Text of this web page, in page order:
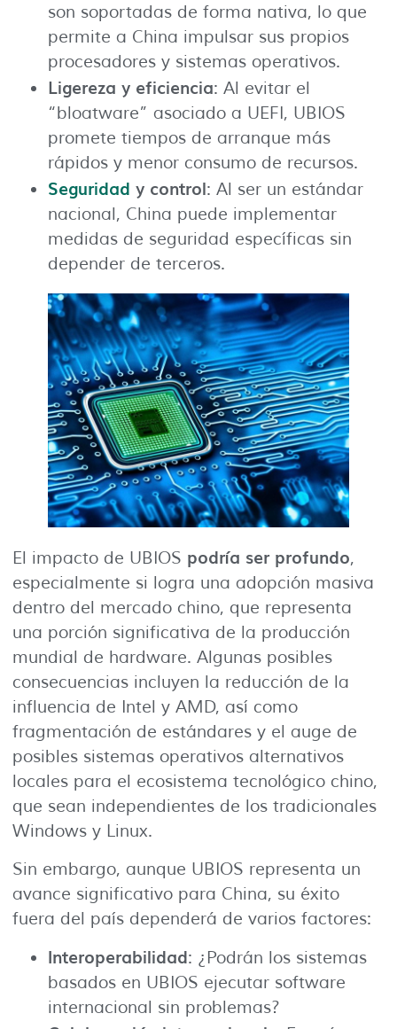
son soportadas de forma nativa, lo que
permite a China impulsar sus propios
procesadores y sistemas operativos.
Ligereza y eficiencia: Al evitar el
“bloatware” asociado a UEFI, UBIOS
promete tiempos de arranque más
rápidos y menor consumo de recursos.
Seguridad y control: Al ser un estándar
nacional, China puede implementar
medidas de seguridad específicas sin
depender de terceros.
El impacto de UBIOS podría ser profundo,
especialmente si logra una adopción masiva
dentro del mercado chino, que representa
una porción significativa de la producción
mundial de hardware. Algunas posibles
consecuencias incluyen la reducción de la
influencia de Intel y AMD, así como
fragmentación de estándares y el auge de
posibles sistemas operativos alternativos
locales para el ecosistema tecnológico chino,
que sean independientes de los tradicionales
Windows y Linux.
Sin embargo, aunque UBIOS representa un
avance significativo para China, su éxito
fuera del país dependerá de varios factores:
Interoperabilidad: ¿Podrán los sistemas
basados en UBIOS ejecutar software
internacional sin problemas?